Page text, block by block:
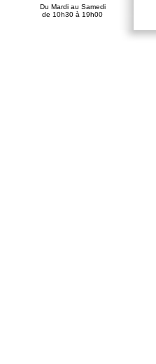
Du Mardi au Samedi
de 10h30 à 19h00